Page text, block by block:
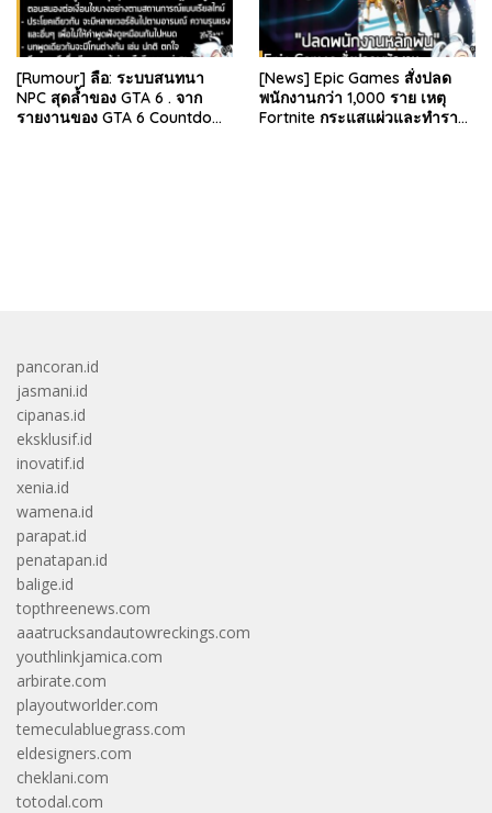
[Rumour] ลือ: ระบบสนทนา
NPC สุดล้ำของ GTA 6 . จาก
รายงานของ GTA 6 Countdown
[News] Epic Games สั่งปลด
พนักงานกว่า 1,000 ราย เหตุ
Fortnite กระแสแผ่วและทำราย
pancoran.id
jasmani.id
cipanas.id
eksklusif.id
inovatif.id
xenia.id
wamena.id
parapat.id
penatapan.id
balige.id
topthreenews.com
aaatrucksandautowreckings.com
youthlinkjamica.com
arbirate.com
playoutworlder.com
temeculabluegrass.com
eldesigners.com
cheklani.com
totodal.com